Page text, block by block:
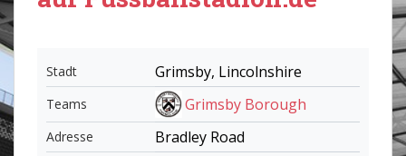
Stadt Grimsby, Lincolnshire
Teams Grimsby Borough
Adresse Bradley Road